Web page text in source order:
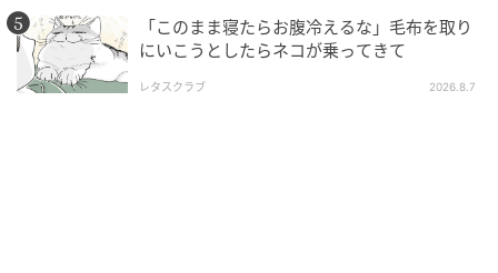
「このまま寝たらお腹冷えるな」毛布を取り
にいこうとしたらネコが乗ってきて
レタスクラブ 2026.8.7